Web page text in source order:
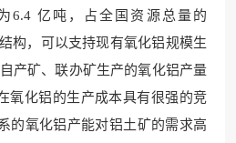
6.4 亿吨，占全国资源总量的
构，可以支持现有氧化铝规模生
产矿、联办矿生产的氧化铝产量
氧化铝的生产成本具有很强的竞
的氧化铝产能对铝土矿的需求高